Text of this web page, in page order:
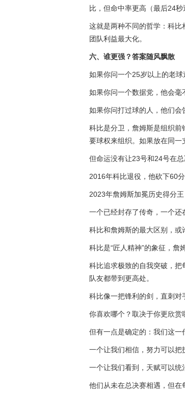
比，但命中率更高（最后24
这就是两种不同的哲学：科比
团队利益最大化。
六、谁更强？答案随风飘散
如果你问一个25岁以上的老球
如果你问一个数据党，他会毫
如果你问打过球的人，他们会
科比是分卫，詹姆斯是组织
要球权来组织。如果放在同
但命运没有让23号和24号在总
2016年科比退役，他砍下60
2023年詹姆斯加冕历史得分
一个已经封存了传奇，一个还
科比和詹姆斯的最大区别，或
科比是“匠人精神”的象征，詹
科比追求极致的自我突破，
队友都带到更高处。
科比像一把锋利的剑，直刺对
你喜欢哪个？取决于你更欣
但有一点是确定的：我们这一
一个让我们相信，努力可以把
一个让我们看到，天赋可以统
他们从未在总决赛相遇，但在